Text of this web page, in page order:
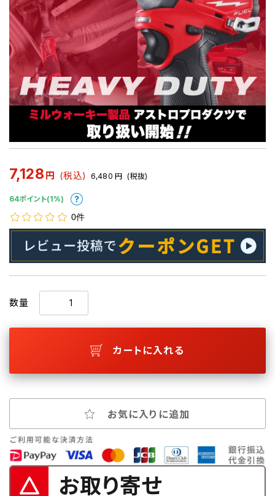
7,128 円 (税込) 6,480 円 (税抜)
64ポイント(1%)
0件
数量
カートに入れる
お気に入りに追加
お取り寄せ